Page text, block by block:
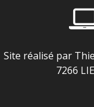
Site réalisé par
7266